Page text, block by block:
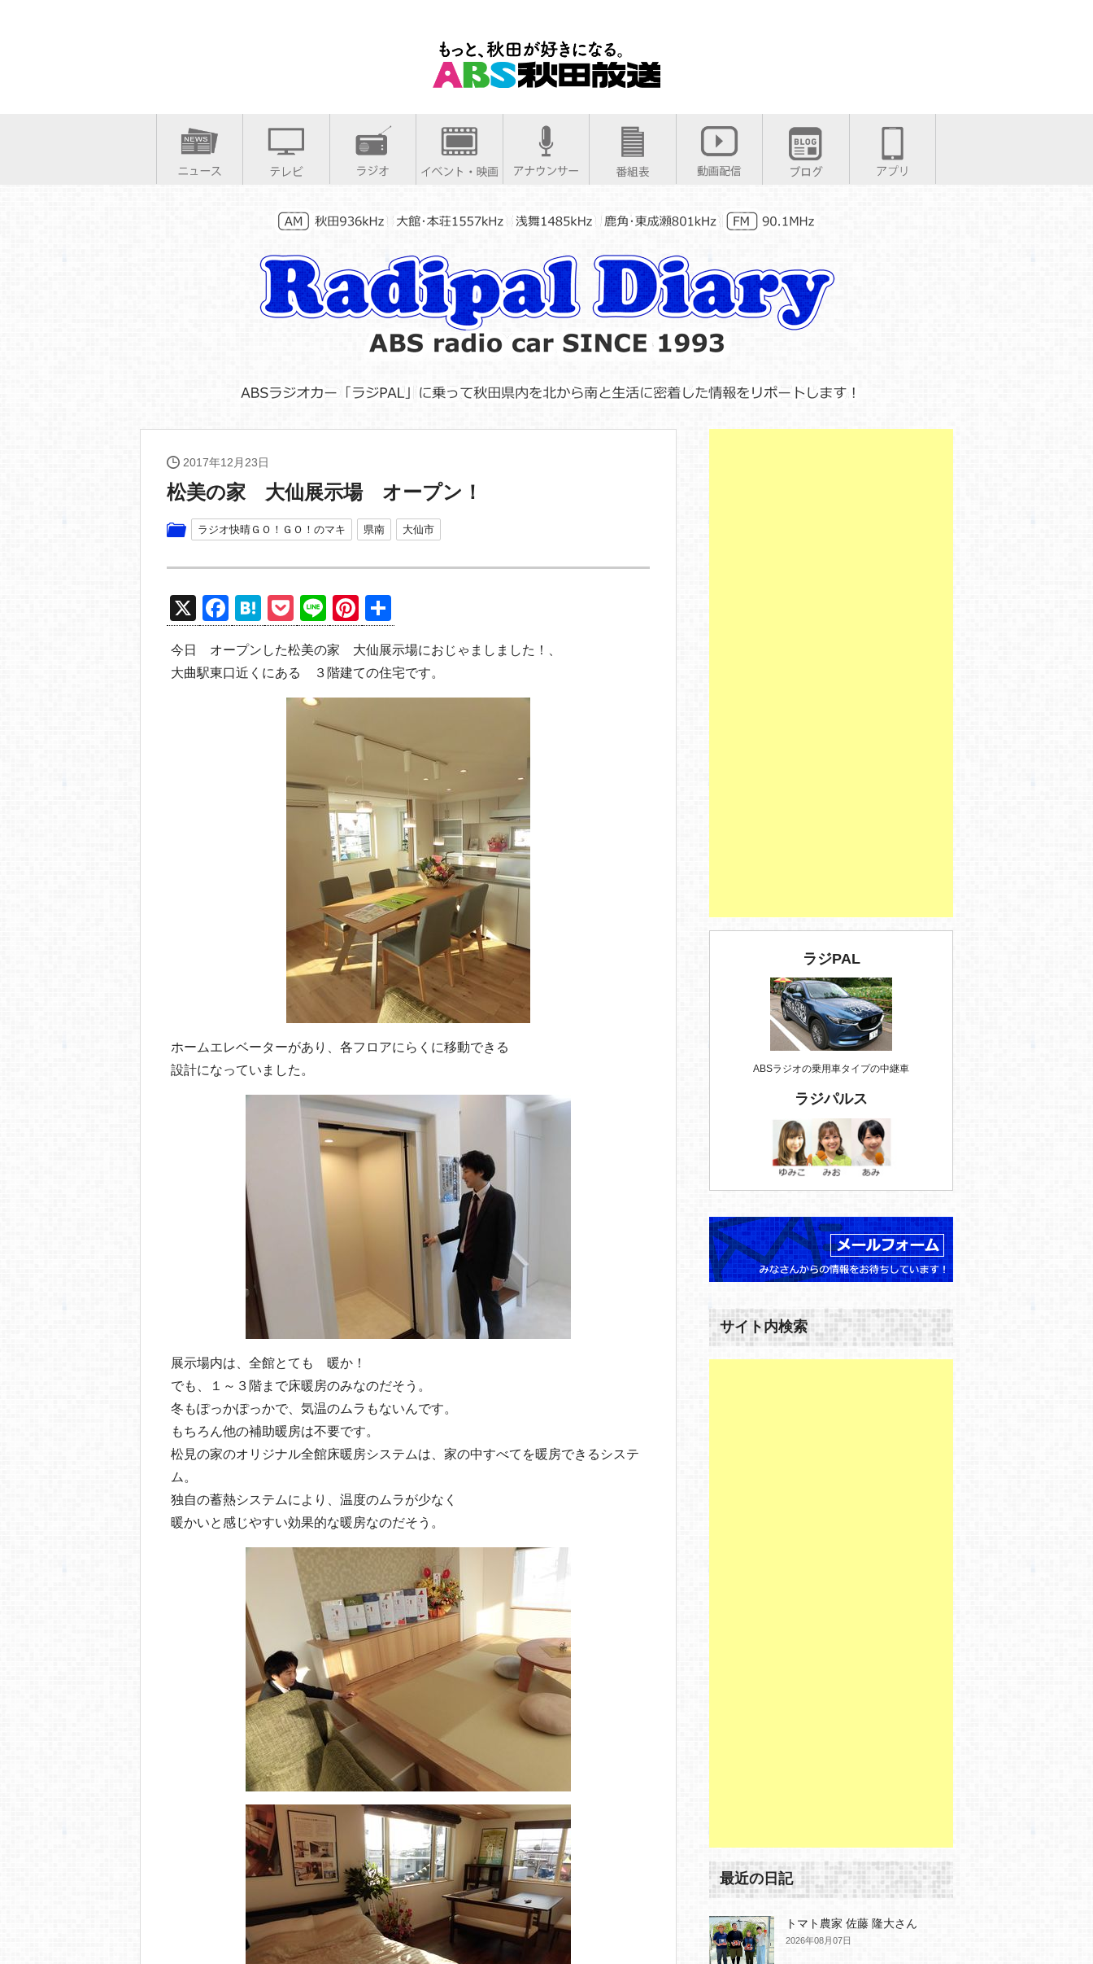
2017年12月23日
松美の家 大仙展示場 オープン！
ラジオ快晴ＧＯ！ＧＯ！のマキ 県南 大仙市
X
F
a
c
e
H
at
e
n
P
o
ck
et
Li
n
e
Pi
nt
er
e
有
今日 オープンした松美の家 大仙展示場におじゃましました！、
大曲駅東口近くにある ３階建ての住宅です。
ホームエレベーターがあり、各フロアにらくに移動できる
設計になっていました。
展示場内は、全館とても 暖か！
でも、１～３階まで床暖房のみなのだそう。
冬もぽっかぽっかで、気温のムラもないんです。
もちろん他の補助暖房は不要です。
松見の家のオリジナル全館床暖房システムは、家の中すべてを暖房できるシステ
ム。
独自の蓄熱システムにより、温度のムラが少なく
暖かいと感じやすい効果的な暖房なのだそう。
ラジPAL
ABSラジオの乗用車タイプの中継車
ラジパルス
サイト内検索
最近の日記
トマト農家 佐藤 隆大さん
2026年08月07日